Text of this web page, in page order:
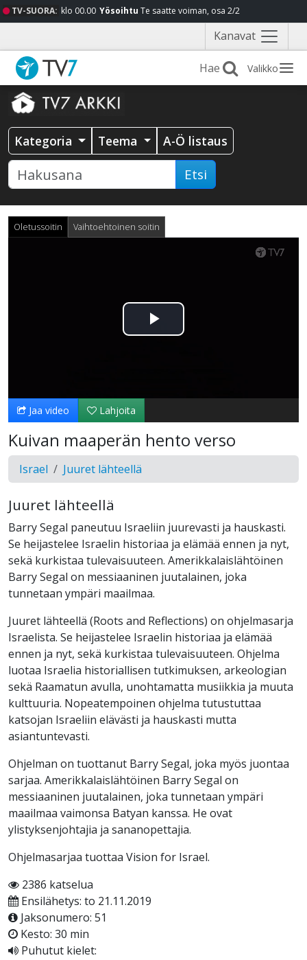
TV-SUORA: klo 00.00 Yösoihtu Te saatte voiman, osa 2/2
Kanavat Näytä
valikko
Valikko
Kategoria Teema A-Ö listaus
Etsi
Oletussoitin Vaihtoehtoinen soitin
Toista
Jaa video Lahjoita
Kuivan maaperän hento verso
Israel Juuret lähteellä
Juuret lähteellä
Barry Segal paneutuu Israeliin juurevasti ja hauskasti.
Se heijastelee Israelin historiaa ja elämää ennen ja nyt,
sekä kurkistaa tulevaisuuteen. Amerikkalaislähtöinen
Barry Segal on messiaaninen juutalainen, joka
tunnetaan ympäri maailmaa.
Juuret lähteellä (Roots and Reflections) on ohjelmasarja
Israelista. Se heijastelee Israelin historiaa ja elämää
ennen ja nyt, sekä kurkistaa tulevaisuuteen. Ohjelma
luotaa Israelia historiallisen tutkimuksen, arkeologian
sekä Raamatun avulla, unohtamatta musiikkia ja muuta
kulttuuria. Nopeatempoinen ohjelma tutustuttaa
katsojan Israeliin elävästi ja hauskasti mutta
asiantuntevasti.
Ohjelman on tuottanut Barry Segal, joka myös juontaa
sarjaa. Amerikkalaislähtöinen Barry Segal on
messiaaninen juutalainen, joka tunnetaan ympäri
maailmaa vaimonsa Batyan kanssa. He ovat
ylistyksenjohtajia ja sananopettajia.
Ohjelmasarjaa tuottaa Vision for Israel.
2386 katselua
Ensilähetys: to 21.11.2019
Jaksonumero: 51
Kesto: 30 min
Puhutut kielet: